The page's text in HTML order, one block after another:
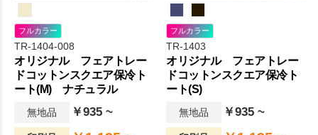
フルカラー
TR-1404-008
オリジナル フェアトレー
ドコットンスクエア保冷ト
ート(M) ナチュラル
無地品 ￥935 ~
フルカラー
TR-1403
オリジナル フェアトレー
ドコットンスクエア保冷ト
ート(S)
無地品 ￥935 ~